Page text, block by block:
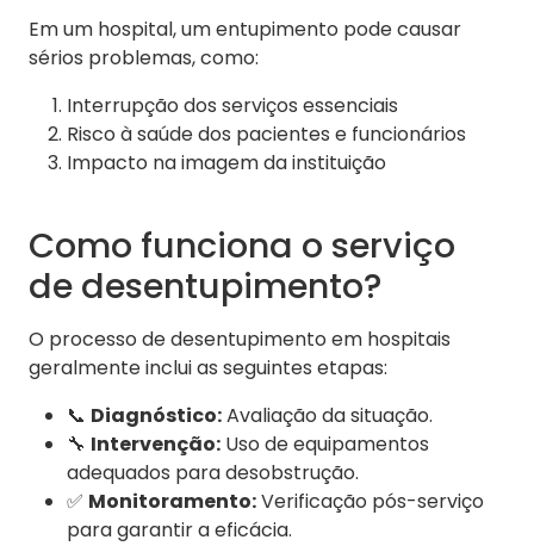
Em um hospital, um entupimento pode causar
sérios problemas, como:
Interrupção dos serviços essenciais
Risco à saúde dos pacientes e funcionários
Impacto na imagem da instituição
Como funciona o serviço
de desentupimento?
O processo de desentupimento em hospitais
geralmente inclui as seguintes etapas:
📞 Diagnóstico:Avaliação da situação.
🔧 Intervenção: Uso de equipamentos
adequados para desobstrução.
✅ Monitoramento:Verificação pós-serviço
para garantir a eficácia.